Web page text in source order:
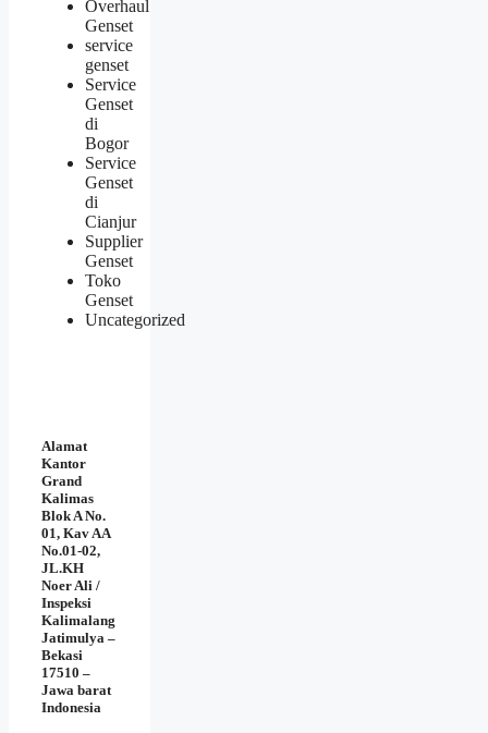
Overhaul
Genset
service
genset
Service
Genset
di
Bogor
Service
Genset
di
Cianjur
Supplier
Genset
Toko
Genset
Uncategorized
Alamat
Kantor
Grand
Kalimas
Blok A No.
01, Kav AA
No.01-02,
JL.KH
Noer Ali /
Inspeksi
Kalimalang
Jatimulya –
Bekasi
17510 –
Jawa barat
Indonesia